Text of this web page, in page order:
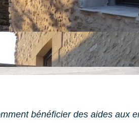
bénéficier des aides aux